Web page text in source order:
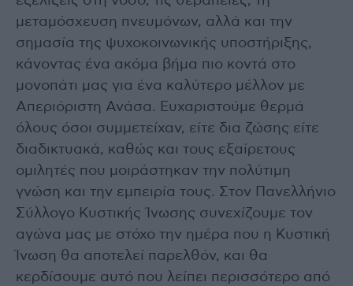
μεταμόσχευση πνευμόνων, αλλά και την
σημασία της ψυχοκοινωνικής υποστήριξης,
κάνοντας ένα ακόμα βήμα πιο κοντά στο
μονοπάτι μας για ένα καλύτερο μέλλον με
Απεριόριστη Ανάσα. Ευχαριστούμε θερμά
όλους όσοι συμμετείχαν, είτε δια ζώσης είτε
διαδικτυακά, καθώς και τους εξαίρετους
ομιλητές που μοιράστηκαν την πολύτιμη
γνώση και την εμπειρία τους. Στον Πανελλήνιο
Σύλλογο Κυστικής Ίνωσης συνεχίζουμε τον
αγώνα μας με στόχο την ημέρα που η Κυστική
Ίνωση θα αποτελεί παρελθόν, και θα
κερδίσουμε αυτό που λείπει περισσότερο από